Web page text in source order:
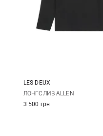
M L
LES DEUX
ЛОНГСЛИВ ALLEN
3 500 грн